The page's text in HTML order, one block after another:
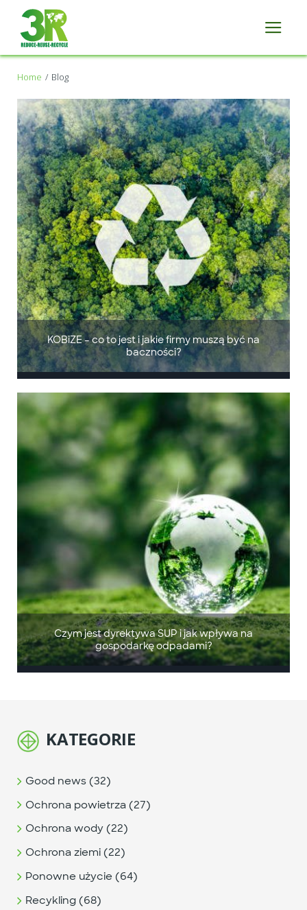
Home Blog
KOBiZE – co to jest i jakie firmy muszą być na
baczności?
Czym jest dyrektywa SUP i jak wpływa na
gospodarkę odpadami?
KATEGORIE
Good news (32)
Ochrona powietrza (27)
Ochrona wody (22)
Ochrona ziemi (22)
Ponowne użycie (64)
Recykling (68)